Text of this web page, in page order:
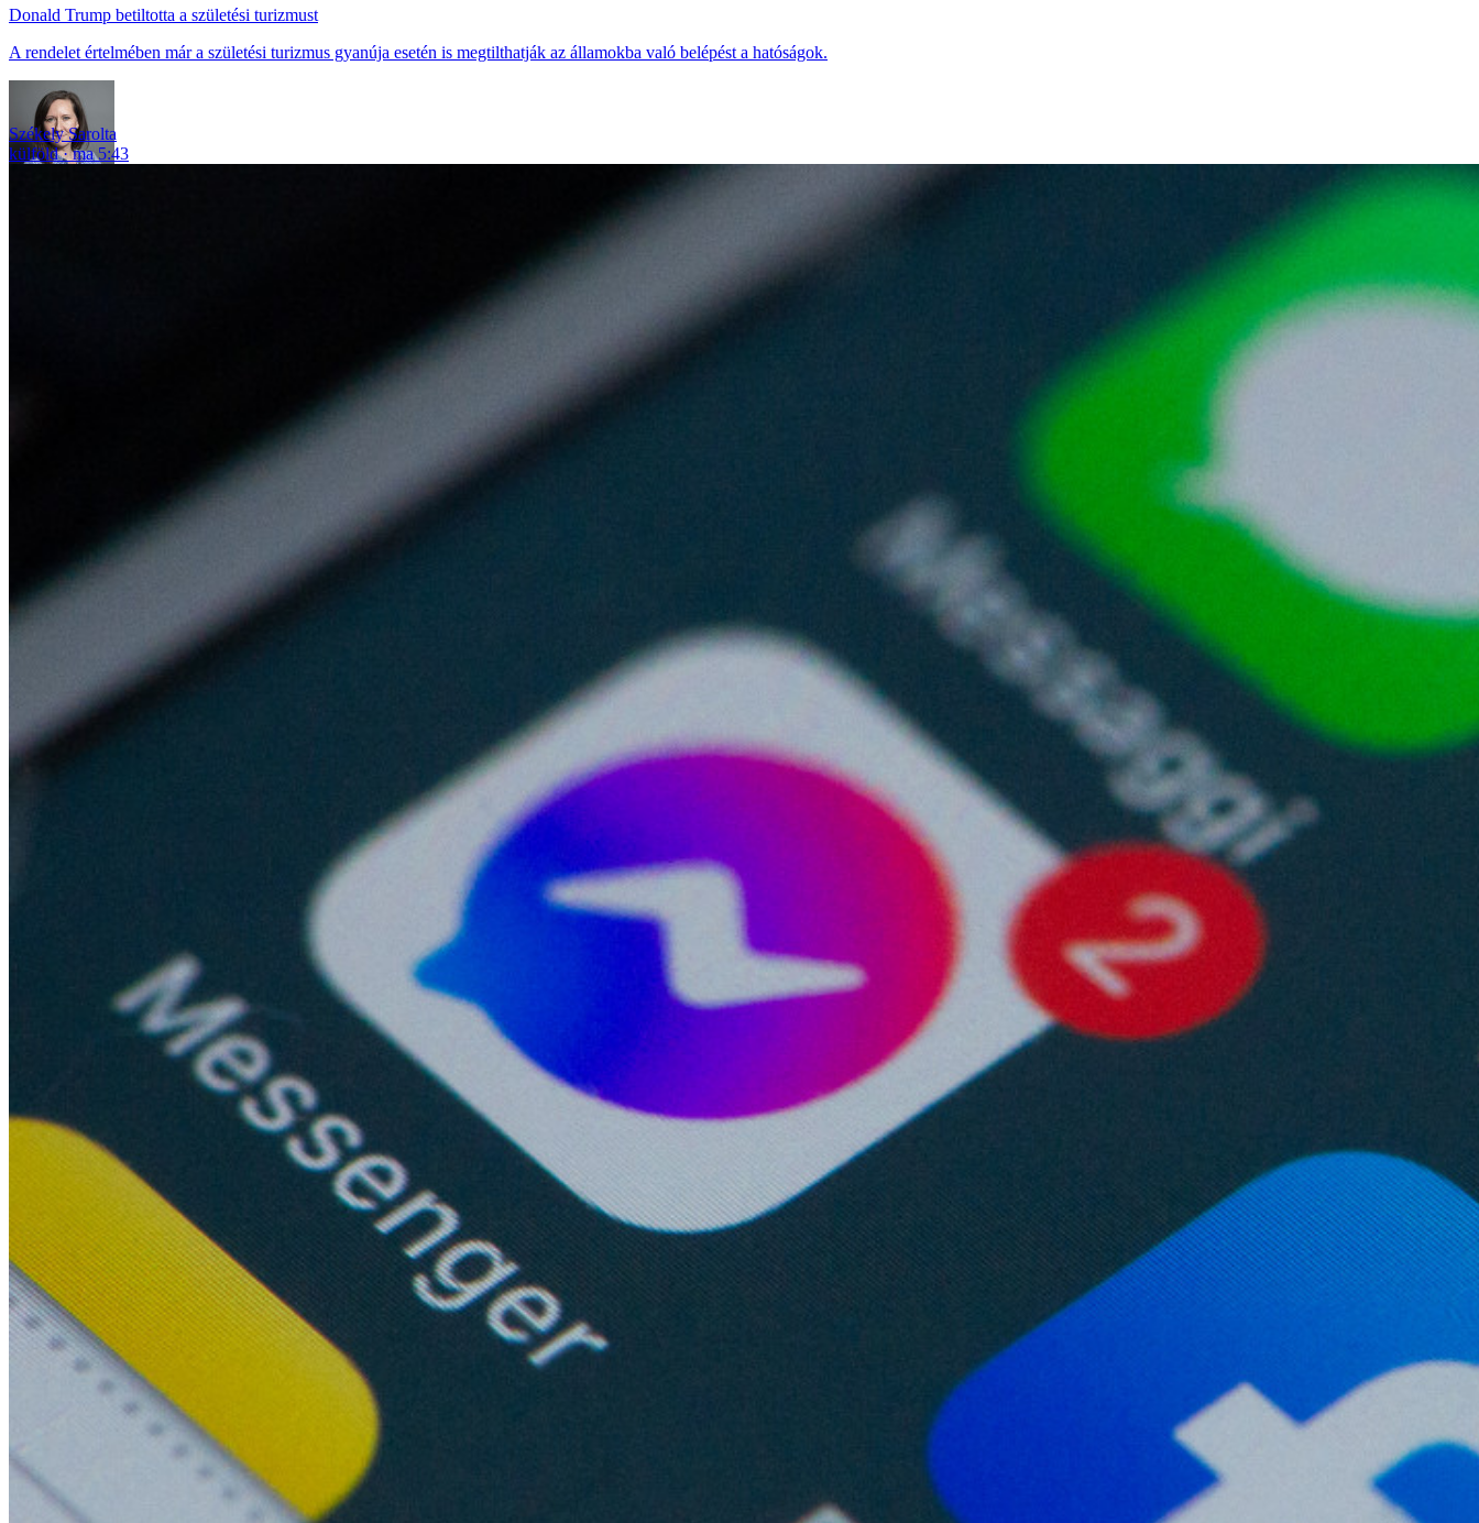
Donald Trump betiltotta a születési turizmust
A rendelet értelmében már a születési turizmus gyanúja esetén is megtilthatják az államokba való belépést a hatóságok.
Székely Sarolta
külföld
ma 5:43